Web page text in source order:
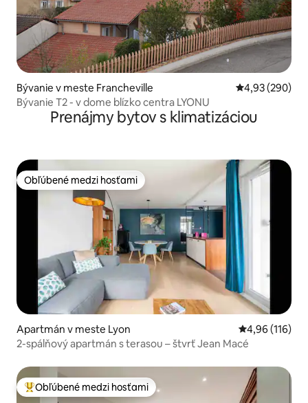
Bývanie v meste Francheville Priemerné
4,93 (290)
Bývanie T2 - v dome blízko centra LYONU
Prenájmy bytov s klimatizáciou
Obľúbené medzi hosťami
Obľúbené medzi hosťami
Apartmán v meste Lyon Priemerné
4,96 (116)
2-spálňový apartmán s terasou – štvrť Jean Macé
Najobľúbenejšie medzi hosťami
Obľúbené medzi hosťami